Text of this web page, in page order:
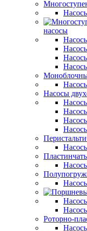
насосы
Насосы
Роторно-